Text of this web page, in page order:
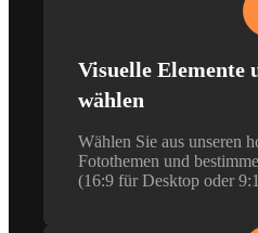
Visuelle Elemente
wählen
Wählen Sie aus unseren
Fotothemen und
(16:9 für Desktop oder